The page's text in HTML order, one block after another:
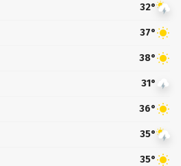
32°
37°
38°
31°
36°
35°
35°